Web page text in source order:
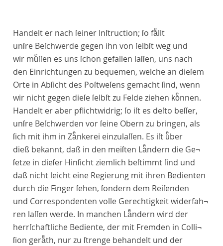
Handelt er nach ſeiner Inſtruction; ſo faͤllt
unſre Beſchwerde gegen ihn von ſelbſt weg und
wir muͤſſen es uns ſchon gefallen laſſen, uns nach
den Einrichtungen zu bequemen, welche an dieſem
Orte in Abſicht des Poſtweſens gemacht ſind, wenn
wir nicht gegen dieſe ſelbſt zu Felde ziehen koͤnnen.
Handelt er aber pflichtwidrig; ſo iſt es deſto beſſer,
unſre Beſchwerden vor ſeine Obern zu bringen, als
ſich mit ihm in Zaͤnkerei einzulaſſen. Es iſt uͤber
dieß bekannt, daß in den meiſten Laͤndern die Ge¬
ſetze in dieſer Hinſicht ziemlich beſtimmt ſind und
daß nicht leicht eine Regierung mit ihren Bedienten
durch die Finger ſehen, ſondern dem Reiſenden
und Correspondenten volle Gerechtigkeit widerfah¬
ren laſſen werde. In manchen Laͤndern wird der
herrſchaftliche Bediente, der mit Fremden in Colli¬
ſion geraͤth, nur zu ſtrenge behandelt und der